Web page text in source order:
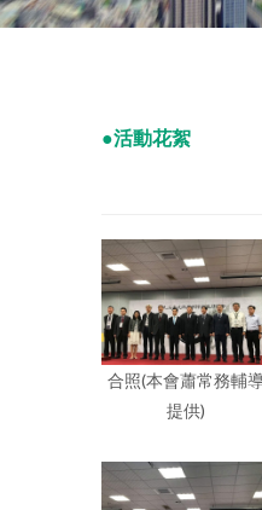
●活動花絮
合照(本會蕭常務輔
提供)